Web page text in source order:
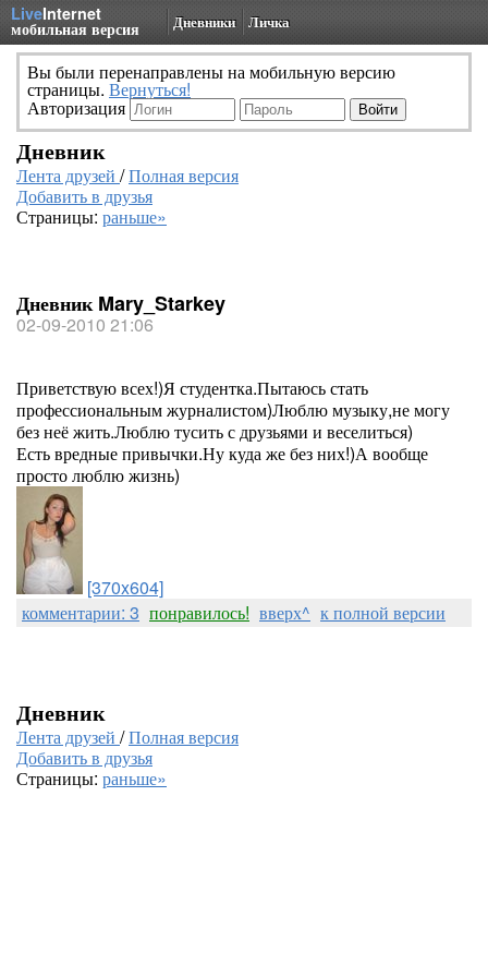
LiveInternet
мобильная версия Дневники Личка
Вы были перенаправлены на мобильную версию
страницы. Вернуться!
Авторизация
Дневник
Лента друзей /Полная версия
Добавить в друзья
Страницы: раньше»
Дневник Mary_Starkey
02-09-2010 21:06
Приветствую всех!)Я студентка.Пытаюсь стать
профессиональным журналистом)Люблю музыку,не могу
без неё жить.Люблю тусить с друзьями и веселиться)
Есть вредные привычки.Ну куда же без них!)А вообще
просто люблю жизнь)
[370x604]
комментарии: 3 понравилось! вверх^ к полной версии
Дневник
Лента друзей /Полная версия
Добавить в друзья
Страницы: раньше»